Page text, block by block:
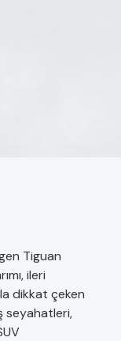
Tiguan
ileri
dikkat çeken
seyahatleri,